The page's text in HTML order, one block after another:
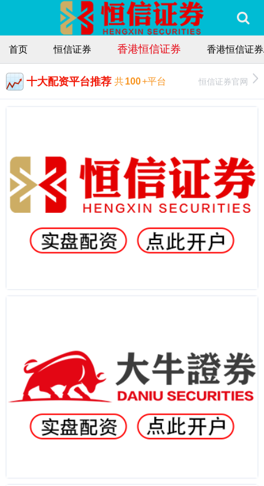
首页 恒信证券 香港恒信证券 香港恒信证
十大配资平台推荐 共100+平台 恒信证券官网